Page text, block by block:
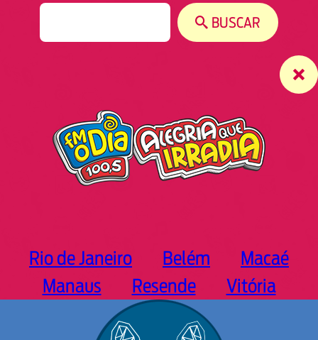
BUSCAR
Rio de Janeiro Belém
Macaé
Manaus
Resende Vitória